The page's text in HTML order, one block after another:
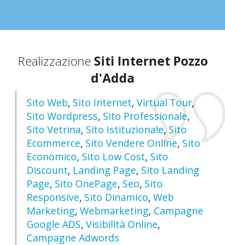
Realizzazione Siti Internet Pozzo
d'Adda
Sito Web, Sito Internet, Virtual Tour,
Sito Wordpress, Sito Professionale,
Sito Vetrina, Sito Istituzionale, Sito
Ecommerce, Sito Vendere Online, Sito
Economico, Sito Low Cost, Sito
Discount, Landing Page, Sito Landing
Page, Sito OnePage, Seo, Sito
Responsive, Sito Dinamico, Web
Marketing, Webmarketing, Campagne
Google ADS, Visibilità Online,
Campagne Adwords